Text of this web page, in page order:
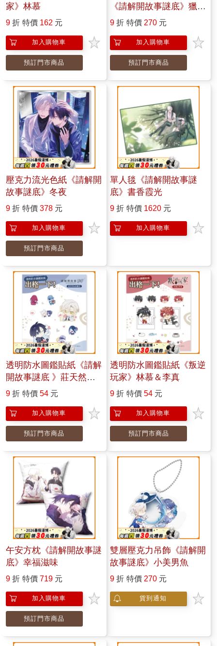
家》林慕
9 折 特價 162 元
加入購物車
預訂門市商品
《請解開故事謎底》獵人
與獵物
9 折 特價 270 元
加入購物車
預訂門市商品
壓克力流光色紙《請解開
故事謎底》冬夜
9 折 特價 378 元
加入購物車
預訂門市商品
單人毯《請解開故事謎
底》書香霞光
9 折 特價 1620 元
加入購物車
透明防水圖鑑貼紙《請解
開故事謎底 》莊天然＆
封蕭生
9 折 特價 54 元
加入購物車
預訂門市商品
透明防水圖鑑貼紙《叛逆
玩家》林慕＆李真
9 折 特價 54 元
加入購物車
預訂門市商品
午安方枕《請解開故事謎
底》幸福滋味
9 折 特價 719 元
加入購物車
預訂門市商品
雙層壓克力吊飾《請解開
故事謎底》小美男魚
9 折 特價 270 元
貨到通知